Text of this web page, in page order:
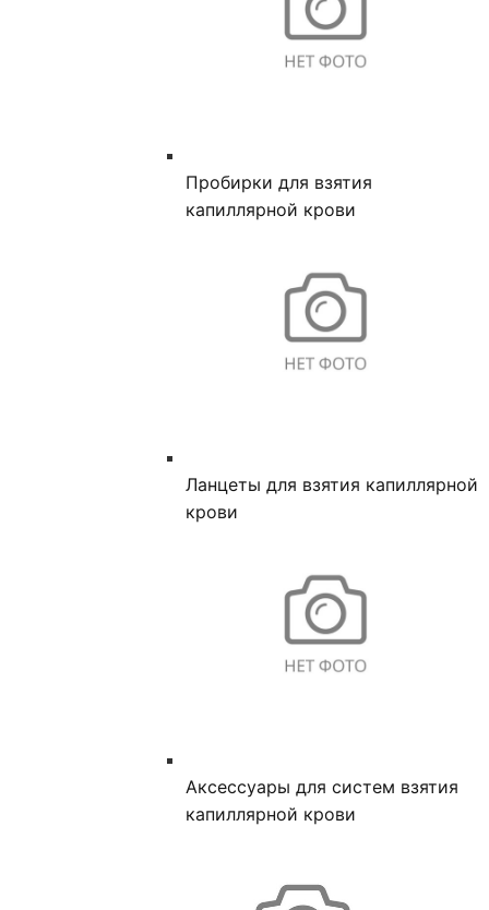
Пробирки для взятия
капиллярной крови
Ланцеты для взятия капиллярной
крови
Аксессуары для систем взятия
капиллярной крови